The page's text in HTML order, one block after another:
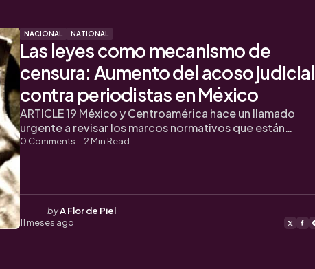
NACIONAL NATIONAL
Las leyes como mecanismo de
censura: Aumento del acoso judicial
contra periodistas en México
0 Comments 2 Min Read
ARTICLE 19 México y Centroamérica hace un llamado
urgente a revisar los marcos normativos que están…
Posted
by
byA Flor de Piel
11 meses ago